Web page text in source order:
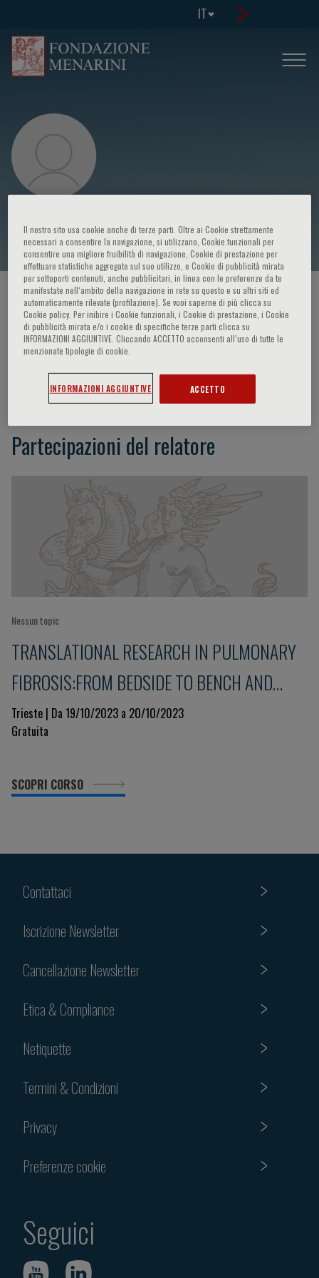
IT
Saverio Bellusci
HOME PAGE / CORSI ED EVENTI / RELATORE
Saverio Bellusci
Partecipazioni del relatore
Nessun topic
TRANSLATIONAL RESEARCH IN PULMONARY
FIBROSIS:FROM BEDSIDE TO BENCH AND
BACK
Trieste | Da 19/10/2023 a 20/10/2023
Gratuita
SCOPRI CORSO
Contattaci
Iscrizione Newsletter
Cancellazione Newsletter
Etica & Compliance
Netiquette
Termini & Condizioni
Privacy
Preferenze cookie
Seguici
Il nostro sito usa cookie anche di terze parti. Oltre ai Cookie strettamente
necessari a consentire la navigazione, si utilizzano, Cookie funzionali per
consentire una migliore fruibilità di navigazione, Cookie di prestazione per
effettuare statistiche aggregate sul suo utilizzo, e Cookie di pubblicità mirata
per sottoporti contenuti, anche pubblicitari, in linea con le preferenze da te
manifestate nell‘ambito della navigazione in rete su questo e su altri siti ed
automaticamente rilevate (profilazione). Se vuoi saperne di più clicca su
Cookie policy. Per inibire i Cookie funzionali, i Cookie di prestazione, i Cookie
di pubblicità mirata e/o i cookie di specifiche terze parti clicca su
INFORMAZIONI AGGIUNTIVE. Cliccando ACCETTO acconsenti all’uso di tutte le
menzionate tipologie di cookie.
INFORMAZIONI AGGIUNTIVE ACCETTO